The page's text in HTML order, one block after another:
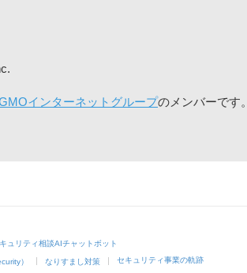
インターネットグループのメンバーです。
ュリティ相談AIチャットボット
） なりすまし対策 セキュリティ事業の軌跡